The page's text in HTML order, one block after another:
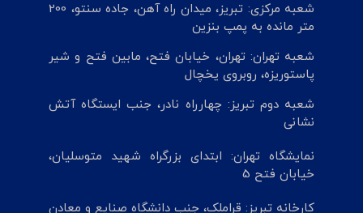
شعبه مرکزی: تبریز، میدان راه آهن، جاده سنتو، 200
متر مانده به پمپ بنزین
شعبه تهران: تهران، خیابان فتح، مابین فتح و شیر
پاستوریزه، روبروی یخچال
شعبه دوم تبریز: چهارراه نادر، جنب ایستگاه آتش
نشانی
نمایشگاه تهران: ابتدای بزرگراه شهید متوسلیان،
خیابان فتح 5
کارخانه تبریز: قراملک، جنب دانشگاه صنایع و معادن